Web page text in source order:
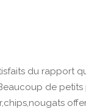
du rapport
de